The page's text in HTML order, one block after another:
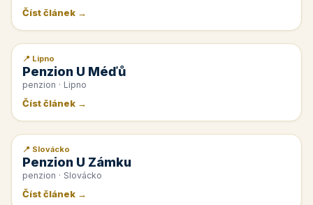
Číst článek →
📰 PR článek
📍 Lipno
Penzion U Méďů
penzion · Lipno
Číst článek →
📰 PR článek
📍 Slovácko
Penzion U Zámku
penzion · Slovácko
Číst článek →